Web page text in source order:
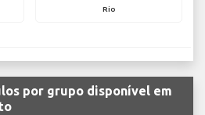
Rio
por grupo disponível em